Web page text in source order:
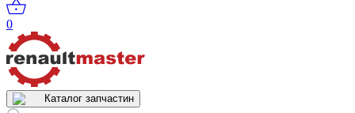
0
Каталог запчастин